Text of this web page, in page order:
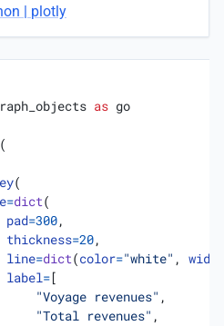
| plotly
as go
(
(
=dict(
pad=300,
thickness=20,
line=dict(color="white" ,
label= [
"Voyage revenues" ,
"Total revenues" ,